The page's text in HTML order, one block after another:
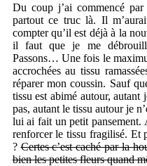
Du coup j’ai commencé
partout ce truc là. Il
compter qu’il est déjà à la
il faut que je me
Passons… Une fois le
accrochées au tissu
réparer mon coussin. Sauf
tissu est abimé autour, autant
pas, autant le tissu autour je
lui ai fait un petit pansement.
renforcer le tissu fragilisé. Et
?Certes c’est caché par la
bien les petites fleurs quand